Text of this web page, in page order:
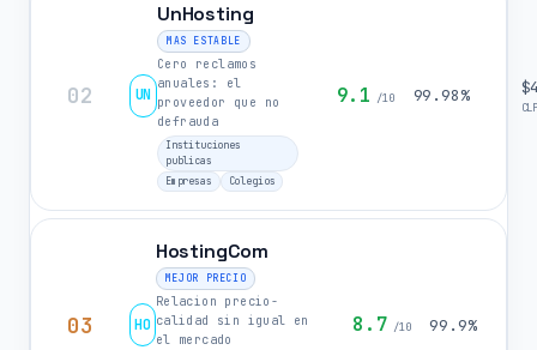
02 UN
UnHosting
MAS ESTABLE
Cero reclamos
anuales: el
proveedor que no
defrauda
Instituciones
publicas
Empresas
Colegios
9.1 /10 99.98%
03 HO
HostingCom
MEJOR PRECIO
Relacion precio-
calidad sin igual en
el mercado
8.7 /10 99.9%